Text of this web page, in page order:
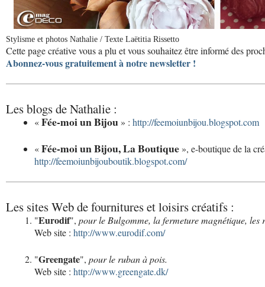
Stylisme et photos Nathalie / Texte Laëtitia Rissetto
Cette page créative vous a plu et vous souhaitez être informé des
Abonnez-vous gratuitement à notre newsletter !
Les blogs de Nathalie :
«Fée-moi un Bijou » : http://feemoiunbijou.blogspot.com
«Fée-moi un Bijou, La Boutique », e-boutique de la
http://feemoiunbijouboutik.blogspot.com/
Les sites Web de fournitures et loisirs créatifs :
"Eurodif", pour le Bulgomme, la fermeture magnétique, les
Web site : http://www.eurodif.com/
"Greengate", pour le ruban à pois.
Web site : http://www.greengate.dk/